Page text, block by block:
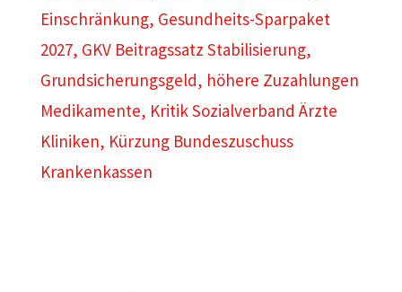
Einschränkung, Gesundheits-Sparpaket
2027, GKV Beitragssatz Stabilisierung,
Grundsicherungsgeld, höhere Zuzahlungen
Medikamente, Kritik Sozialverband Ärzte
Kliniken, Kürzung Bundeszuschuss
Krankenkassen